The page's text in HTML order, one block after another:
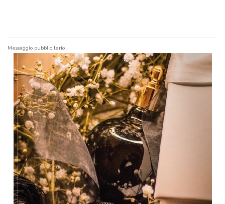
Messaggio pubblicitario